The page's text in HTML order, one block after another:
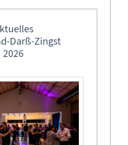
externen Inhalte zu laden.
Darß-Zingst
2026